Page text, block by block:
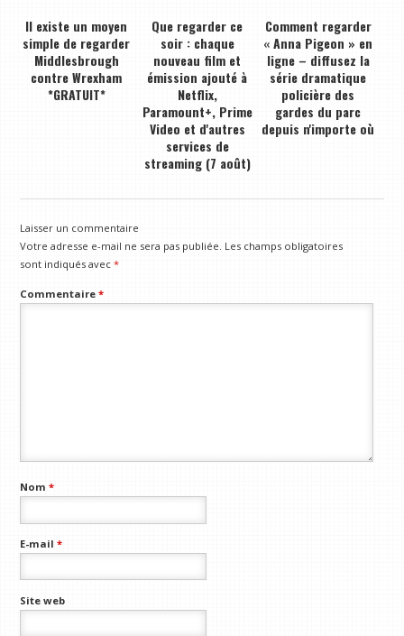
Il existe un moyen
simple de regarder
Middlesbrough
contre Wrexham
*GRATUIT*
Que regarder ce
soir : chaque
nouveau film et
émission ajouté à
Netflix,
Paramount+, Prime
Video et d'autres
services de
streaming (7 août)
Comment regarder
« Anna Pigeon » en
ligne – diffusez la
série dramatique
policière des
gardes du parc
depuis n'importe où
Laisser un commentaire
Votre adresse e-mail ne sera pas publiée. Les champs obligatoires
sont indiqués avec*
Commentaire*
Nom*
E-mail*
Site web